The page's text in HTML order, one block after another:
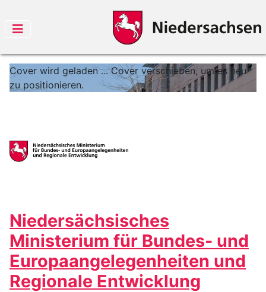
Cover wird geladen ... Cover verschieben, um es neu
zu positionieren.
Niedersächsisches
Ministerium für Bundes- und
Europaangelegenheiten und
Regionale Entwicklung